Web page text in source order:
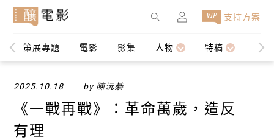
策展專題 電影 影集 人物 特稿 編
支持方案
×
2025.10.18 by 陳沅綦
《一戰再戰》：革命萬歲，造反
有理